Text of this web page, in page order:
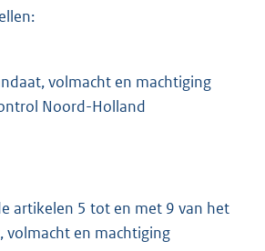
volmacht en machtiging
Noord-Holland
artikelen 5 tot en met 9 van het
volmacht en machtiging